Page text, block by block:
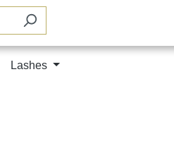
Lashes